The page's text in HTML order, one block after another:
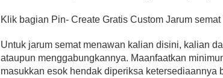
Klik bagian Pin- Create Gratis Custom Jarum semat
Untuk jarum semat menawan kalian disini, kalian
ataupun menggabungkannya. Maanfaatkan
masukkan esok hendak diperiksa ketersediaannya